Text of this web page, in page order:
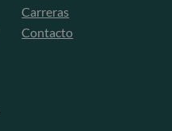
Carreras
Contacto